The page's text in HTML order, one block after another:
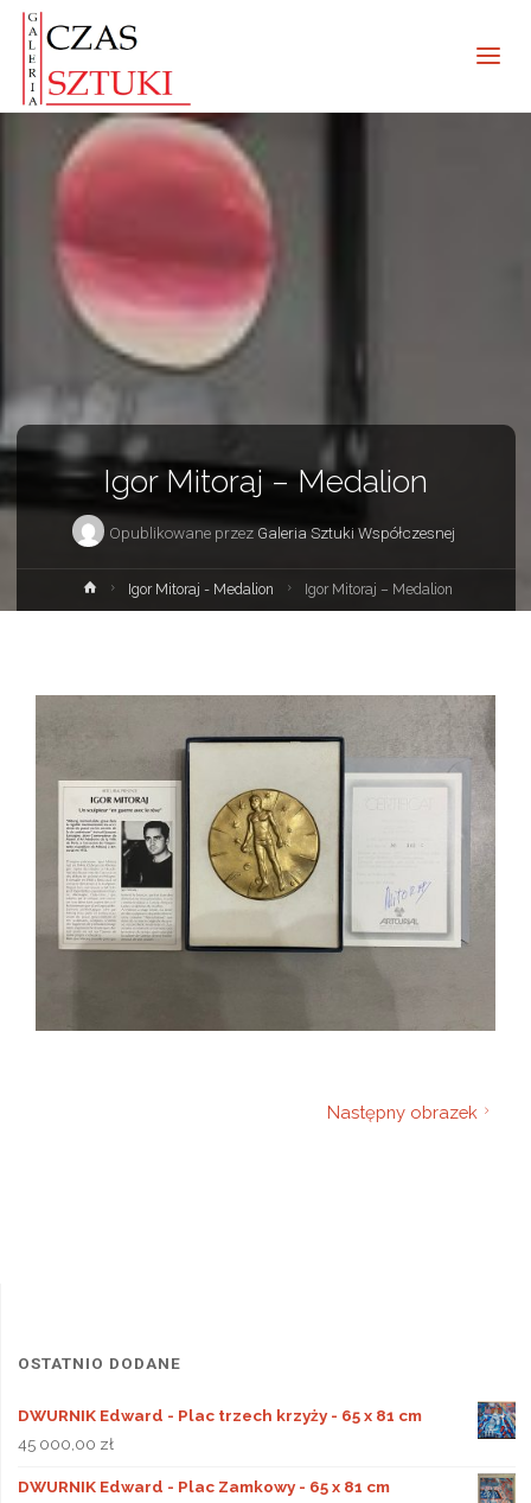
Igor Mitoraj – Medalion
Opublikowane przez Galeria Sztuki Współczesnej
Strona
główna
Igor Mitoraj - Medalion Igor Mitoraj – Medalion
Następny obrazek
OSTATNIO DODANE
DWURNIK Edward - Plac trzech krzyży - 65 x 81 cm
45 000,00 zł
DWURNIK Edward - Plac Zamkowy - 65 x 81 cm